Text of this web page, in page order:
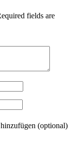
fields are
(optional)